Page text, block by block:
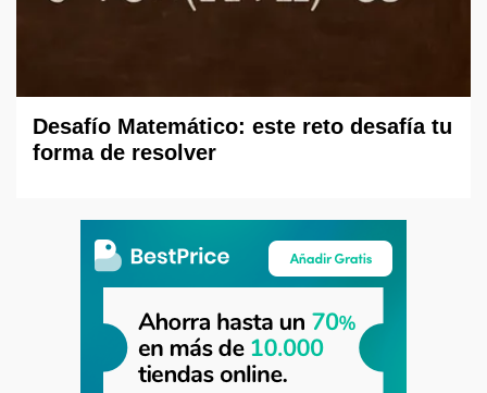
Desafío Matemático: este reto desafía tu
forma de resolver